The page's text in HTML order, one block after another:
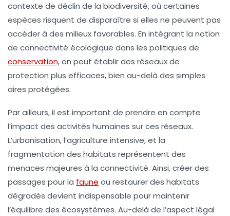
contexte de déclin de la biodiversité, où certaines
espèces risquent de disparaître si elles ne peuvent pas
accéder à des milieux favorables. En intégrant la notion
de connectivité écologique dans les politiques de
conservation, on peut établir des réseaux de
protection plus efficaces, bien au-delà des simples
aires protégées.
Par ailleurs, il est important de prendre en compte
l’impact des activités humaines sur ces réseaux.
L’urbanisation, l’agriculture intensive, et la
fragmentation des habitats représentent des
menaces majeures à la connectivité. Ainsi, créer des
passages pour la faune ou restaurer des habitats
dégradés devient indispensable pour maintenir
l’équilibre des écosystèmes. Au-delà de l’aspect légal